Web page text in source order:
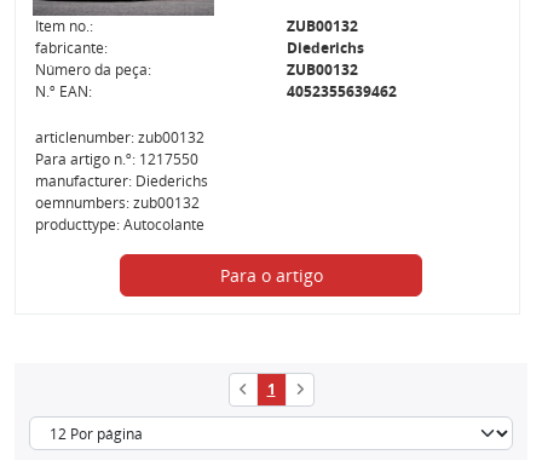
Item no.:
ZUB00132
fabricante:
Diederichs
Número da peça:
ZUB00132
N.º EAN:
4052355639462
articlenumber: zub00132
Para artigo n.º: 1217550
manufacturer: Diederichs
oemnumbers: zub00132
producttype: Autocolante
Para o artigo
1